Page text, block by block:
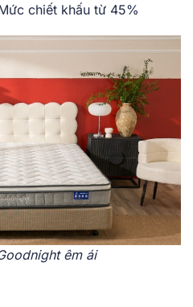
chiết khấu từ 45%
êm ái